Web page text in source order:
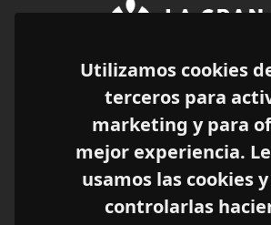
Utilizamos cookies
terceros para
marketing y para
mejor experiencia.
usamos las cookies
controlarlas
El grupo La Gran
Gandía es la mayor
empresas referentes en
hostelería de Valencia.
Cuidando de tu ocio desde 1966.